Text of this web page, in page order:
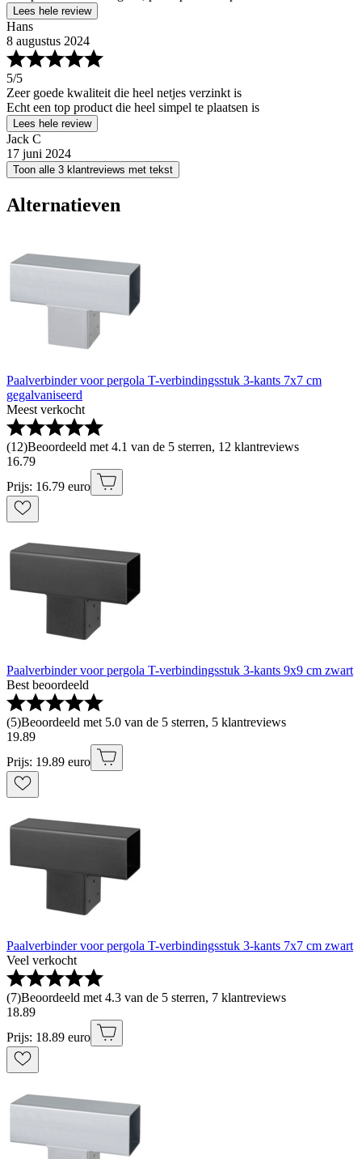
Lees hele review
Hans
8 augustus 2024
5/5
Zeer goede kwaliteit die heel netjes verzinkt is
Echt een top product die heel simpel te plaatsen is
Lees hele review
Jack C
17 juni 2024
Toon alle 3 klantreviews met tekst
Alternatieven
Paalverbinder voor pergola T-verbindingsstuk 3-kants 7x7 cm
gegalvaniseerd
Meest verkocht
(12)Beoordeeld met 4.1 van de 5 sterren, 12 klantreviews
16.79
Prijs: 16.79 euro
Paalverbinder voor pergola T-verbindingsstuk 3-kants 9x9 cm zwart
Best beoordeeld
(5)Beoordeeld met 5.0 van de 5 sterren, 5 klantreviews
19.89
Prijs: 19.89 euro
Paalverbinder voor pergola T-verbindingsstuk 3-kants 7x7 cm zwart
Veel verkocht
(7)Beoordeeld met 4.3 van de 5 sterren, 7 klantreviews
18.89
Prijs: 18.89 euro